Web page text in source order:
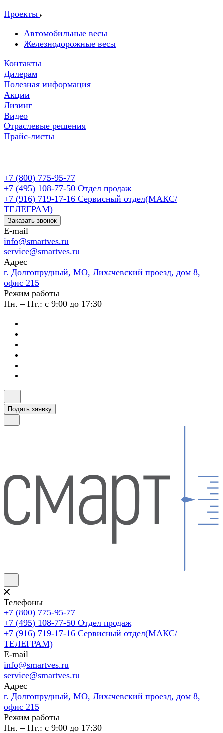
Проекты
Автомобильные весы
Железнодорожные весы
Контакты
Дилерам
Полезная информация
Акции
Лизинг
Видео
Отраслевые решения
Прайс-листы
+7 (800) 775-95-77
+7 (495) 108-77-50 Отдел продаж
+7 (916) 719-17-16 Сервисный отдел(МАКС/
ТЕЛЕГРАМ)
Заказать звонок
E-mail
info@smartves.ru
service@smartves.ru
Адрес
г. Долгопрудный, МО, Лихачевский проезд, дом 8,
офис 215
Режим работы
Пн. – Пт.: с 9:00 до 17:30
Подать заявку
Телефоны
+7 (800) 775-95-77
+7 (495) 108-77-50 Отдел продаж
+7 (916) 719-17-16 Сервисный отдел(МАКС/
ТЕЛЕГРАМ)
E-mail
info@smartves.ru
service@smartves.ru
Адрес
г. Долгопрудный, МО, Лихачевский проезд, дом 8,
офис 215
Режим работы
Пн. – Пт.: с 9:00 до 17:30